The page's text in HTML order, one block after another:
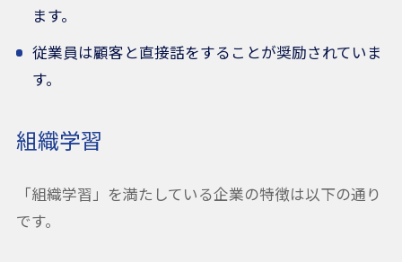
ます。
従業員は顧客と直接話をすることが奨励されていま
す。
組織学習
「組織学習」を満たしている企業の特徴は以下の通り
です。